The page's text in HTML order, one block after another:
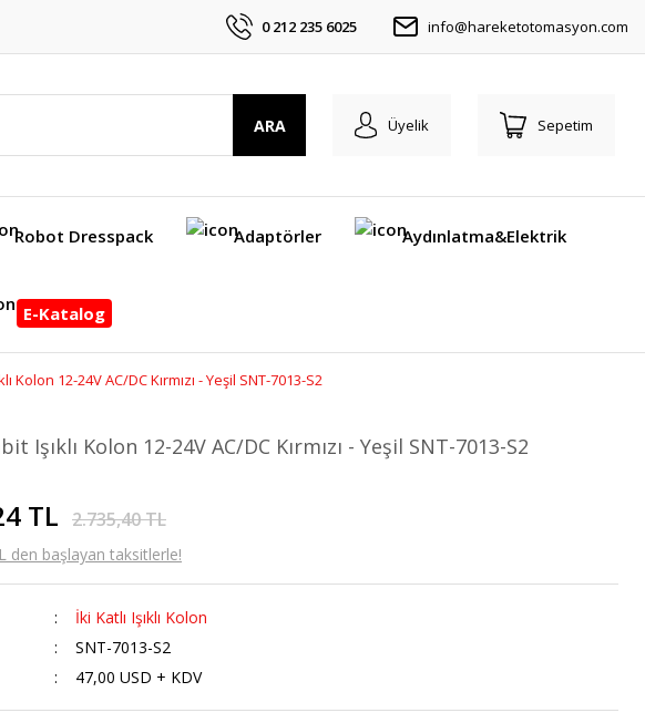
0 212 235 6025 info@hareketotomasyon.com
ARA Üyelik Sepetim
Robot Dresspack Adaptörler Aydınlatma&Elektrik
E-Katalog
Kolon 12-24V AC/DC Kırmızı - Yeşil SNT-7013-S2
Işıklı Kolon 12-24V AC/DC Kırmızı - Yeşil SNT-7013-S2
TL 2.735,40 TL
den başlayan taksitlerle!
İki Katlı Işıklı Kolon
SNT-7013-S2
47,00 USD + KDV